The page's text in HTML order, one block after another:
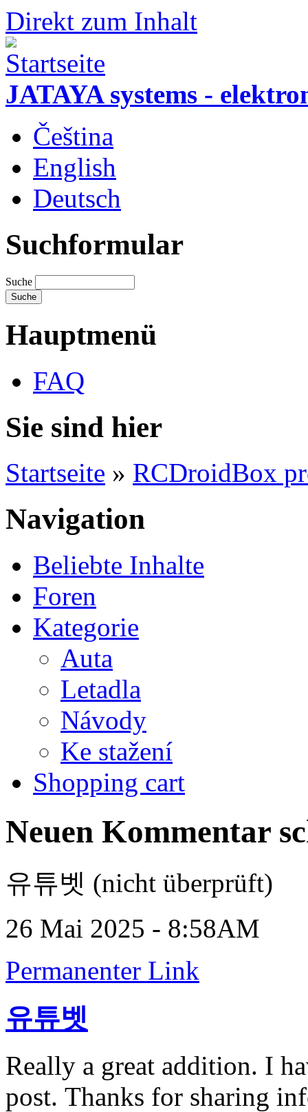
Direkt zum Inhalt
JATAYA systems -
Čeština
English
Deutsch
Suchformular
Suche
Hauptmenü
FAQ
Sie sind hier
Startseite » RCDroidBox
Navigation
Beliebte Inhalte
Foren
Kategorie
Auta
Letadla
Návody
Ke stažení
Shopping cart
Neuen Kommentar
유튜벳 (nicht überprüft)
26 Mai 2025 - 8:58AM
Permanenter Link
유튜벳
Really a great addition. I
post. Thanks for sharing